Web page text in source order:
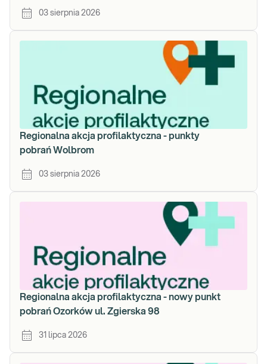
03 sierpnia 2026
Regionalna akcja profilaktyczna - punkty
pobrań Wolbrom
03 sierpnia 2026
Regionalna akcja profilaktyczna - nowy punkt
pobrań Ozorków ul. Zgierska 98
31 lipca 2026